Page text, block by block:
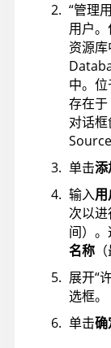
“管理
用户
资源
中。
存在于
对话
单击添
输入
次以
间）
名称
展开“
选框。
单击确